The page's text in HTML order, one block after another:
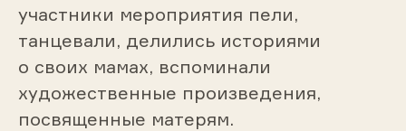
участники мероприятия пели,
танцевали, делились историями
о своих мамах, вспоминали
художественные произведения,
посвященные матерям.